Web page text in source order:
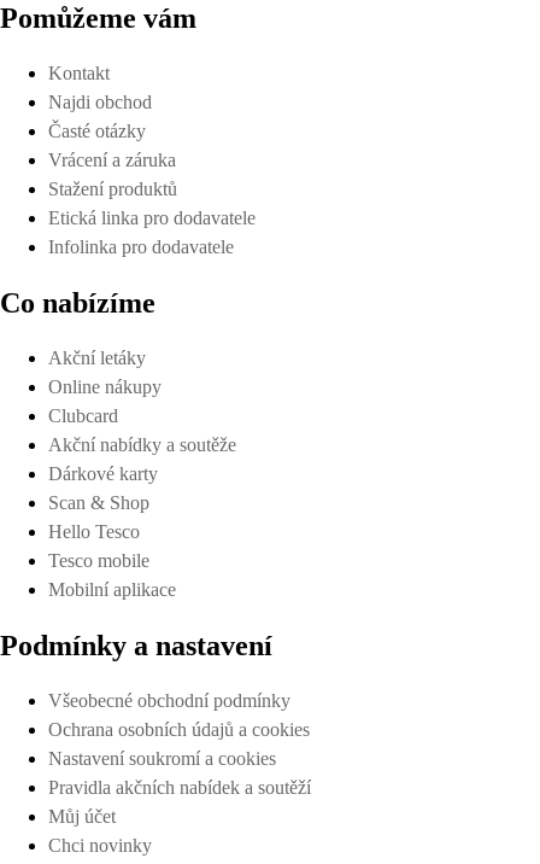
Pomůžeme vám
Kontakt
Najdi obchod
Časté otázky
Vrácení a záruka
Stažení produktů
Etická linka pro dodavatele
Infolinka pro dodavatele
Co nabízíme
Akční letáky
Online nákupy
Clubcard
Akční nabídky a soutěže
Dárkové karty
Scan & Shop
Hello Tesco
Tesco mobile
Mobilní aplikace
Podmínky a nastavení
Všeobecné obchodní podmínky
Ochrana osobních údajů a cookies
Nastavení soukromí a cookies
Pravidla akčních nabídek a soutěží
Můj účet
Chci novinky